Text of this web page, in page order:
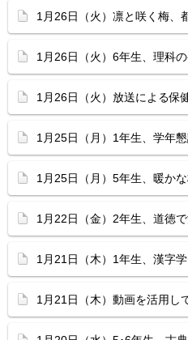
1月26日（火）凛と咲く梅、
1月26日（火）6年生、理科
1月26日（火）放送による保
1月25日（月）1年生、学年
1月25日（月）5年生、暖か
1月22日（金）2年生、道徳
1月21日（木）1年生、漢字
1月21日（木）動画を活用し